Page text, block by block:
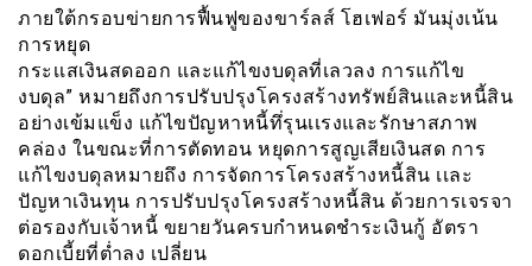
ภายใต้กรอบข่ายการฟื้นฟูของขาร์ลส์ โฮเฟอร์ มันมุ่งเน้น
การหยุด
กระเเสเงินสดออก และแก้ไขงบดุลที่เลวลง การแก้ไข
งบดุล” หมายถึงการปรับปรุงโครงสร้างทรัพย์สินและหนี้สิน
อย่างเข้มแข็ง แก้ไขปัญหาหนี้ทึ่รุนเเรงและรักษาสภาพ
คล่อง ในขณะที่การตัดทอน หยุดการสูญเสียเงินสด การ
แก้ไขงบดุลหมายถึง การจัดการโครงสร้างหนี้สิน เเละ
ปัญหาเงินทุน การปรับปรุงโครงสร้างหนี้สิน ด้วยการเจรจา
ต่อรองกับเจ้าหนี้ ขยายวันครบกำหนดชำระเงินกู้ อัตรา
ดอกเบี้ยที่ต่ำลง เปลี่ยน